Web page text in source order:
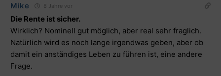
Mike 8 Jahre vor
Die Rente ist sicher.
Wirklich? Nominell gut möglich, aber real sehr fraglich.
Natürlich wird es noch lange irgendwas geben, aber ob
damit ein anständiges Leben zu führen ist, eine andere
Frage.